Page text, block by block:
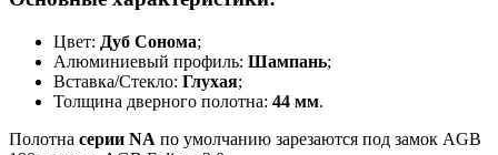
Цвет: Дуб Сонома;
Алюминиевый профиль: Шампань;
Вставка/Стекло: Глухая;
Толщина дверного полотна: 44 мм.
Полотна серии NA по умолчанию зарезаются под замок AGB